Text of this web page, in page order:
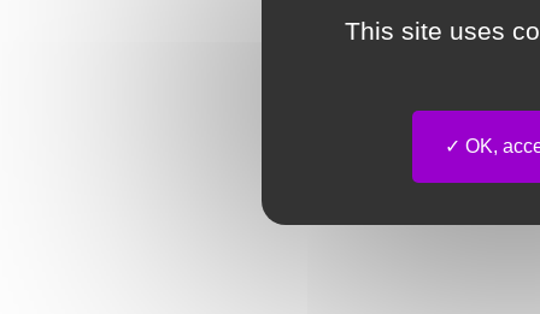
This site uses
OK,